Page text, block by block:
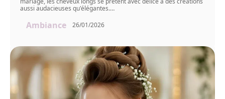
aussi audacieuses qu'élégantes.…
Ambiance 26/01/2026